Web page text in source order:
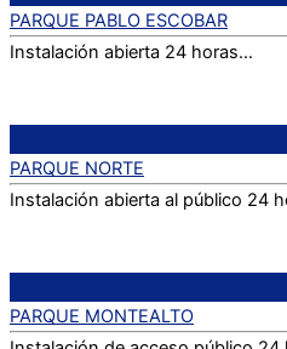
PARQUE PABLO ESCOBAR
Instalación abierta 24 horas…
PARQUE NORTE
Instalación abierta al público 24
PARQUE MONTEALTO